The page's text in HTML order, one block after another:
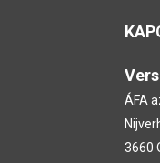
ÁFA
3660